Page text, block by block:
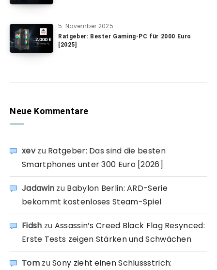
5. November 2025
Ratgeber: Bester Gaming-PC für 2000 Euro
[2025]
Neue Kommentare
xevzu Ratgeber: Das sind die besten
Smartphones unter 300 Euro [2026]
Jadawin zu Babylon Berlin: ARD-Serie
bekommt kostenloses Steam-Spiel
Fidsh zu Assassin’s Creed Black Flag Resynced:
Erste Tests zeigen Stärken und Schwächen
TomzuSony zieht einen Schlussstrich: